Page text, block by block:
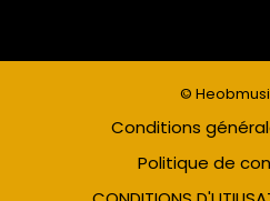
©
Conditions
Politique de